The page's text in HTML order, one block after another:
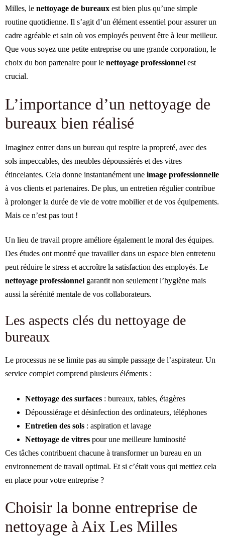
Milles, le nettoyage de bureaux est bien plus qu’une simple
routine quotidienne. Il s’agit d’un élément essentiel pour assurer un
cadre agréable et sain où vos employés peuvent être à leur meilleur.
Que vous soyez une petite entreprise ou une grande corporation, le
choix du bon partenaire pour le nettoyage professionnel est
crucial.
L’importance d’un nettoyage de
bureaux bien réalisé
Imaginez entrer dans un bureau qui respire la propreté, avec des
sols impeccables, des meubles dépoussiérés et des vitres
étincelantes. Cela donne instantanément une image professionnelle
à vos clients et partenaires. De plus, un entretien régulier contribue
à prolonger la durée de vie de votre mobilier et de vos équipements.
Mais ce n’est pas tout !
Un lieu de travail propre améliore également le moral des équipes.
Des études ont montré que travailler dans un espace bien entretenu
peut réduire le stress et accroître la satisfaction des employés. Le
nettoyage professionnel garantit non seulement l’hygiène mais
aussi la sérénité mentale de vos collaborateurs.
Les aspects clés du nettoyage de
bureaux
Le processus ne se limite pas au simple passage de l’aspirateur. Un
service complet comprend plusieurs éléments :
Nettoyage des surfaces : bureaux, tables, étagères
Dépoussiérage et désinfection des ordinateurs, téléphones
Entretien des sols : aspiration et lavage
Nettoyage de vitres pour une meilleure luminosité
Ces tâches contribuent chacune à transformer un bureau en un
environnement de travail optimal. Et si c’était vous qui mettiez cela
en place pour votre entreprise ?
Choisir la bonne entreprise de
nettoyage à Aix Les Milles